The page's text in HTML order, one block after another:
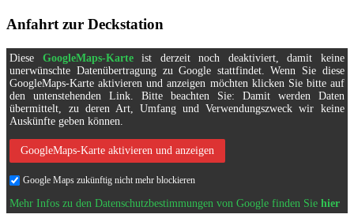
Anfahrt zur Deckstation
Diese GoogleMaps-Karteist derzeit noch deaktiviert, damit keine
unerwünschte Datenübertragung zu Google stattfindet. Wenn Sie diese
GoogleMaps-Karte aktivieren und anzeigen möchten klicken Sie bitte auf
den untenstehenden Link. Bitte beachten Sie: Damit werden Daten
übermittelt, zu deren Art, Umfang und Verwendungszweck wir keine
Auskünfte geben können.
GoogleMaps-Karte aktivieren und anzeigen
Google Maps zukünftig nicht mehr blockieren
Mehr Infos zu den Datenschutzbestimmungen von Google finden Siehier